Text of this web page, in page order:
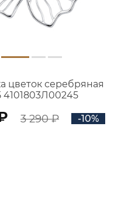
цветок серебряная
4101803Л00245
3 290 ₽ -10%